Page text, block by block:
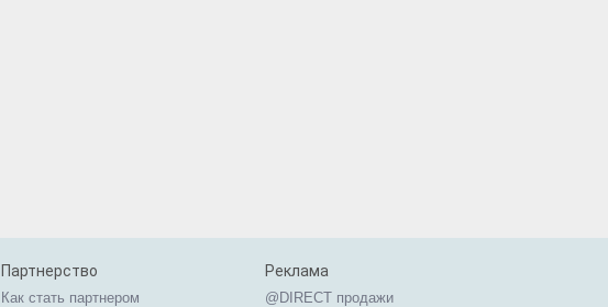
Партнерство
Как стать партнером
Реклама
@DIRECT продажи